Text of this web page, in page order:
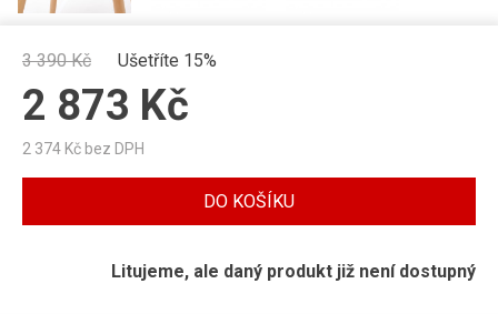
3 390Kč Ušetříte 15%
2 873 Kč
2 374 Kč bez DPH
DO KOŠÍKU
Litujeme, ale daný produkt již není dostupný